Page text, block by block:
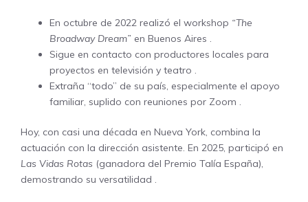
En octubre de 2022 realizó el workshop “The
Broadway Dream” en Buenos Aires .
Sigue en contacto con productores locales para
proyectos en televisión y teatro .
Extraña “todo” de su país, especialmente el apoyo
familiar, suplido con reuniones por Zoom .
Hoy, con casi una década en Nueva York, combina la
actuación con la dirección asistente. En 2025, participó en
Las Vidas Rotas (ganadora del Premio Talía España),
demostrando su versatilidad .